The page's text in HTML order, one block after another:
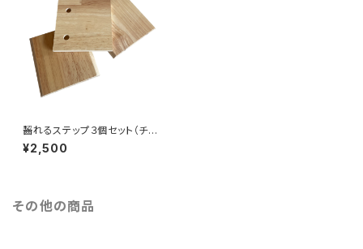
齧れるステップ３個セット（チン
チラパレス専用）
¥2,500
その他の商品